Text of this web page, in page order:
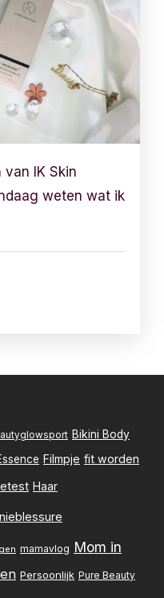
IK Skin
weten wat ik
Bikini Body
Filmpje fit worden
Haar
mamavlog Mom in
Persoonlijk Pure Beauty